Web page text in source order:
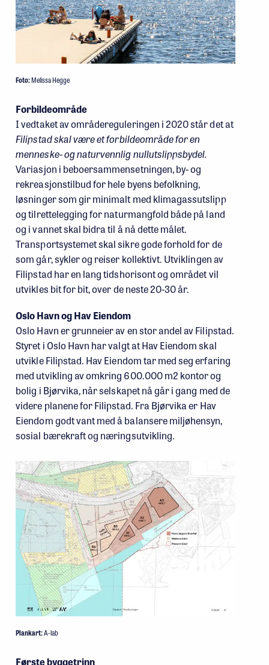
Foto:Melissa Hegge
Forbildeområde
I vedtaket av områdereguleringen i 2020 står det at
Filipstad skal være et forbildeområde for en
menneske- og naturvennlig nullutslippsbydel.
Variasjon i beboersammensetningen, by- og
rekreasjonstilbud for hele byens befolkning,
løsninger som gir minimalt med klimagassutslipp
og tilrettelegging for naturmangfold både på land
og i vannet skal bidra til å nå dette målet.
Transportsystemet skal sikre gode forhold for de
som går, sykler og reiser kollektivt. Utviklingen av
Filipstad har en lang tidshorisont og området vil
utvikles bit for bit, over de neste 20-30 år.
Oslo Havn og Hav Eiendom
Oslo Havn er grunneier av en stor andel av Filipstad.
Styret i Oslo Havn har valgt at Hav Eiendom skal
utvikle Filipstad. Hav Eiendom tar med seg erfaring
med utvikling av omkring 600.000 m2 kontor og
bolig i Bjørvika, når selskapet nå går i gang med de
videre planene for Filipstad. Fra Bjørvika er Hav
Eiendom godt vant med å balansere miljøhensyn,
sosial bærekraft og næringsutvikling.
Plankart:A-lab
Første byggetrinn